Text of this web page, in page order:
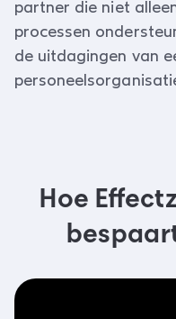
partner die niet
processen
de uitdagingen van
Hoe